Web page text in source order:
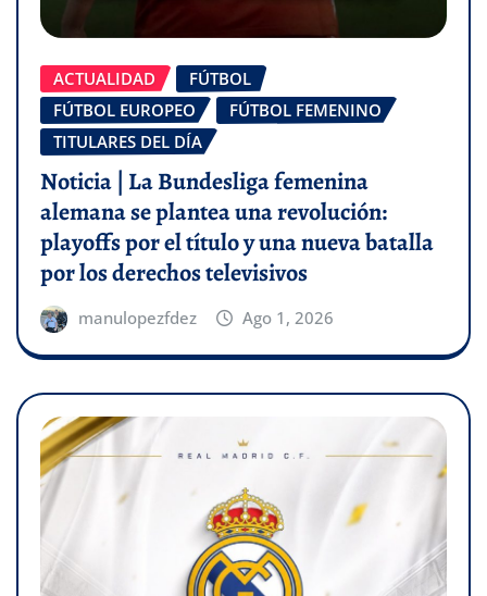
ACTUALIDAD
FÚTBOL
FÚTBOL EUROPEO
FÚTBOL FEMENINO
TITULARES DEL DÍA
Noticia | La Bundesliga femenina
alemana se plantea una revolución:
playoffs por el título y una nueva batalla
por los derechos televisivos
manulopezfdez Ago 1, 2026